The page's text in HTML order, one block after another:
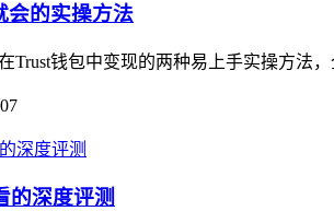
会的实操方法
Trust钱包中变现的两种易上手实操方法
的深度评测